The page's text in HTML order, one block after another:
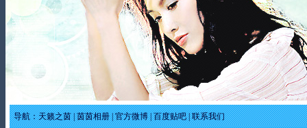
导航：天籁之茵|茵茵相册|官方微博|百度贴吧|联系我们